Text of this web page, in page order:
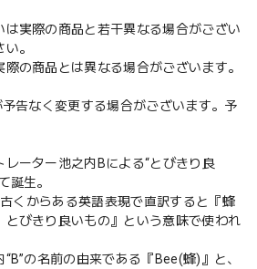
は実際の商品と若干異なる場合がござい
。
際の商品とは異なる場合がございます。
告なく変更する場合がございます。予
ーター池之内Bによる“とびきり良
誕生。
くからある英語表現で直訳すると『蜂
とびきり良いもの』という意味で使われ
の名前の由来である『Bee(蜂)』と、